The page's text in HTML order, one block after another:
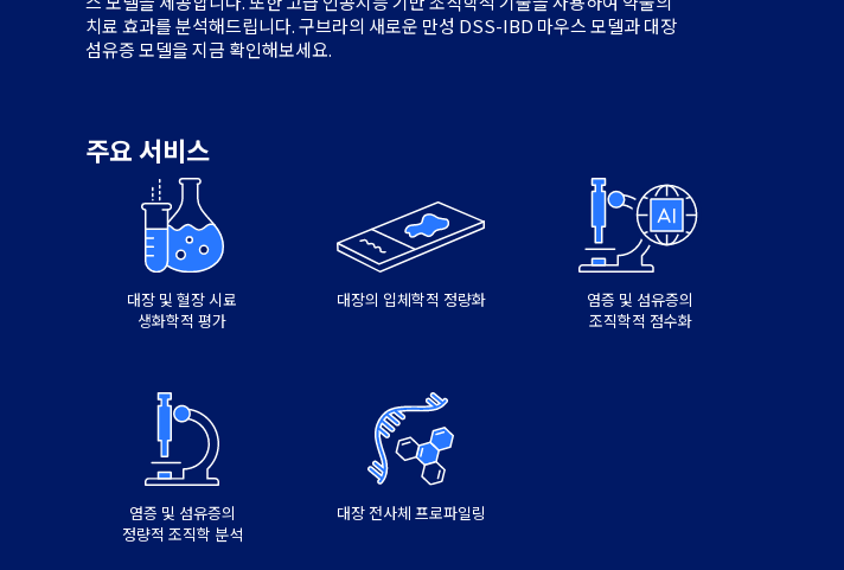
치료 효과를 분석해드립니다. 구브라의 새로운 만성 DSS-IBD 마우스 모델과 대장
섬유증 모델을 지금 확인해보세요.
주요 서비스
대장 및 혈장 시료
생화학적 평가
대장의 입체학적 정량화
염증 및 섬유증의
조직학적 점수화
염증 및 섬유증의
정량적 조직학 분석
대장 전사체 프로파일링